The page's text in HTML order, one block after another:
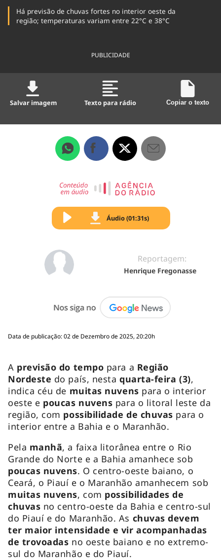
Há previsão de chuvas fortes no interior oeste da
região; temperaturas variam entre 22°C e 38°C
PUBLICIDADE
Salvar imagem Texto para rádio Copiar o texto
Áudio (01:31s)
Reportagem:
Henrique Fregonasse
Data de publicação: 02 de Dezembro de 2025, 20:20h
A previsão do tempo para a Região
Nordeste do país, nesta quarta-feira (3),
indica céu de muitas nuvens para o interior
oeste e poucas nuvens para o litoral leste da
região, com possibilidade de chuvas para o
interior entre a Bahia e o Maranhão.
Pela manhã, a faixa litorânea entre o Rio
Grande do Norte e a Bahia amanhece sob
poucas nuvens. O centro-oeste baiano, o
Ceará, o Piauí e o Maranhão amanhecem sob
muitas nuvens, com possibilidades de
chuvas no centro-oeste da Bahia e centro-sul
do Piauí e do Maranhão. As chuvas devem
ter maior intensidade e vir acompanhadas
de trovoadas no oeste baiano e no extremo-
sul do Maranhão e do Piauí.